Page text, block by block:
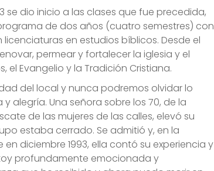
se dio inicio a las clases que fue precedida,
de dos años (cuatro semestres) con
en estudios bíblicos. Desde el
permear y fortalecer la iglesia y el
Evangelio y la Tradición Cristiana.
del local y nunca podremos olvidar lo
alegría. Una señora sobre los 70, de la
de las mujeres de las calles, elevó su
estaba cerrado. Se admitió y, en la
diciembre 1993, ella contó su experiencia y
profundamente emocionada y